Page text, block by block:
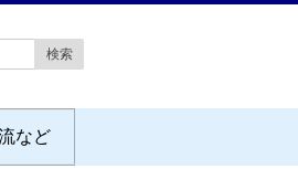
など